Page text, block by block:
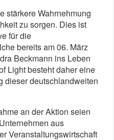
stärkere Wahrnehmung
zu sorgen. Dies ist
für die
bereits am 06. März
Beckmann ins Leben
Light besteht daher eine
dieser deutschlandweiten
an der Aktion seien
aus
Veranstaltungswirtschaft